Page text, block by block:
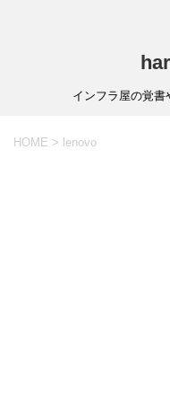
インフラ屋の覚書
HOME > lenovo